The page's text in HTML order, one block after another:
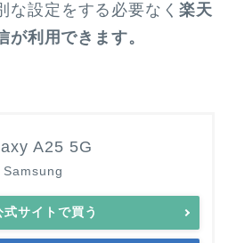
設定をする必要なく 楽天
が利用できます。
A25 5G
Samsung
式サイトで買う